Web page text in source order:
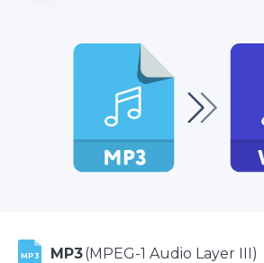
MP3 MP3(MPEG-1 Audio Layer III)